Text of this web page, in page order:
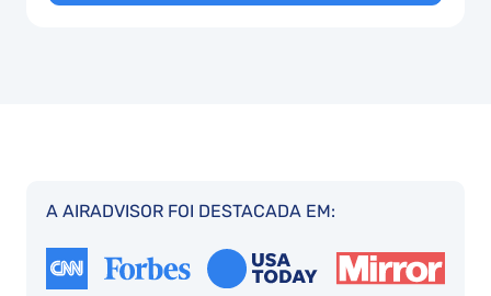
A AIRADVISOR FOI DESTACADA EM: